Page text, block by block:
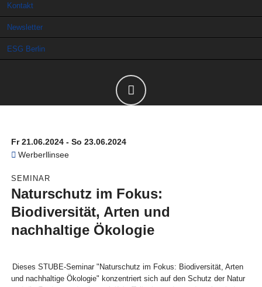
Kontakt
Newsletter
ESG Berlin
Fr 21.06.2024 - So 23.06.2024
Werberllinsee
SEMINAR
Naturschutz im Fokus:
Biodiversität, Arten und
nachhaltige Ökologie
Dieses STUBE-Seminar "Naturschutz im Fokus: Biodiversität, Arten
und nachhaltige Ökologie" konzentriert sich auf den Schutz der Natur